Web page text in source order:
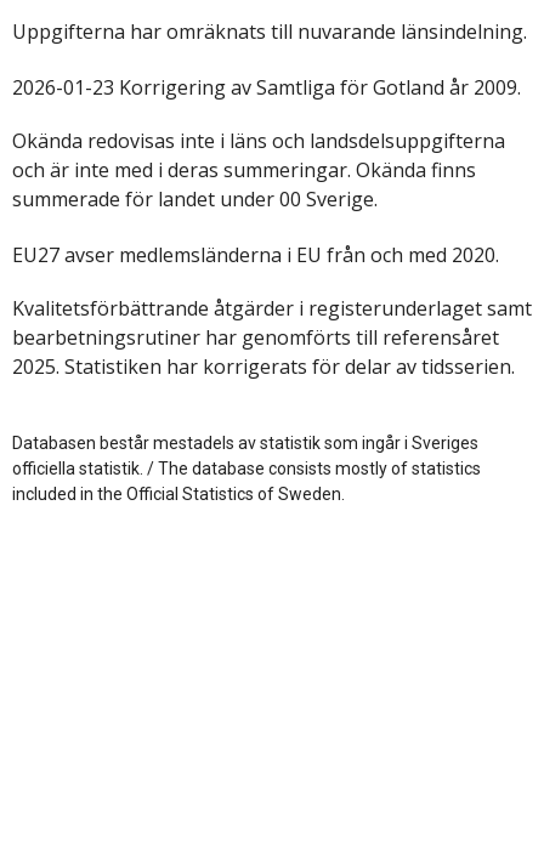
Uppgifterna har omräknats till nuvarande länsindelning.
2026-01-23 Korrigering av Samtliga för Gotland år 2009.
Okända redovisas inte i läns och landsdelsuppgifterna
och är inte med i deras summeringar. Okända finns
summerade för landet under 00 Sverige.
EU27 avser medlemsländerna i EU från och med 2020.
Kvalitetsförbättrande åtgärder i registerunderlaget samt
bearbetningsrutiner har genomförts till referensåret
2025. Statistiken har korrigerats för delar av tidsserien.
Databasen består mestadels av statistik som ingår i Sveriges
officiella statistik. / The database consists mostly of statistics
included in the Official Statistics of Sweden.